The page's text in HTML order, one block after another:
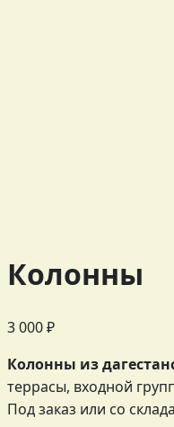
Колонны
3 000₽
Колонны из
террасы, входной
Под заказ или со